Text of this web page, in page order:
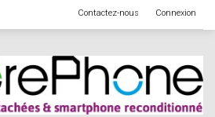
Connexion
Contactez-nous